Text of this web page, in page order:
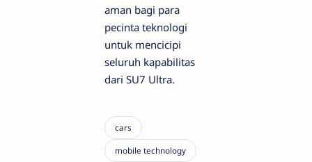
aman bagi para
pecinta teknologi
untuk mencicipi
seluruh kapabilitas
dari SU7 Ultra.